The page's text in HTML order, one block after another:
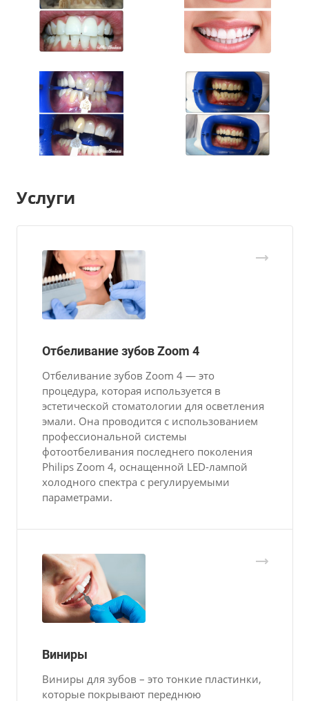
Услуги
Отбеливание зубов Zoom 4
Отбеливание зубов Zoom 4 — это
процедура, которая используется в
эстетической стоматологии для осветления
эмали. Она проводится с использованием
профессиональной системы
фотоотбеливания последнего поколения
Philips Zoom 4, оснащенной LED-лампой
холодного спектра с регулируемыми
параметрами.
Виниры
Виниры для зубов – это тонкие пластинки,
которые покрывают переднюю